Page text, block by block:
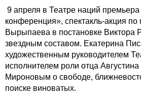
9 апреля в Театре наций
конференция», спектакль-акция по
Вырыпаева в постановке Виктора
звездным составом. Екатерина
художественным руководителем
исполнителем роли отца
Мироновым о свободе,
поиске виноватых.